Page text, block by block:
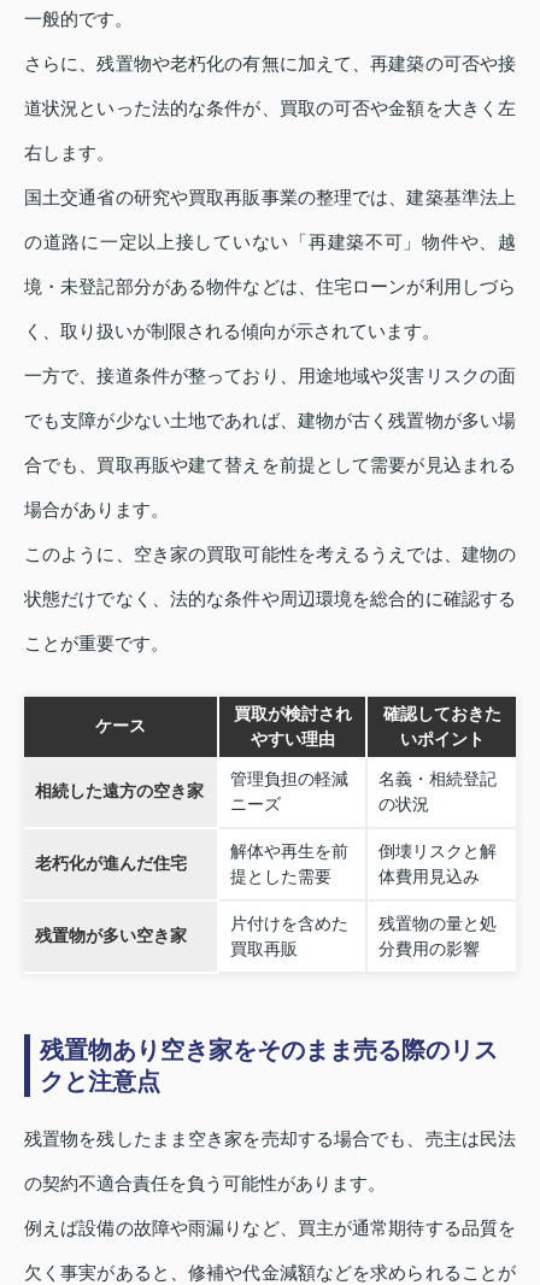
一般的です。
さらに、残置物や老朽化の有無に加えて、再建築の可否や接
道状況といった法的な条件が、買取の可否や金額を大きく左
右します。
国土交通省の研究や買取再販事業の整理では、建築基準法上
の道路に一定以上接していない「再建築不可」物件や、越
境・未登記部分がある物件などは、住宅ローンが利用しづら
く、取り扱いが制限される傾向が示されています。
一方で、接道条件が整っており、用途地域や災害リスクの面
でも支障が少ない土地であれば、建物が古く残置物が多い場
合でも、買取再販や建て替えを前提として需要が見込まれる
場合があります。
このように、空き家の買取可能性を考えるうえでは、建物の
状態だけでなく、法的な条件や周辺環境を総合的に確認する
ことが重要です。
ケース
買取が検討され
やすい理由
確認しておきた
いポイント
相続した遠方の空き家
管理負担の軽減
ニーズ
名義・相続登記
の状況
老朽化が進んだ住宅
解体や再生を前
提とした需要
倒壊リスクと解
体費用見込み
残置物が多い空き家
片付けを含めた
買取再販
残置物の量と処
分費用の影響
残置物あり空き家をそのまま売る際のリス
クと注意点
残置物を残したまま空き家を売却する場合でも、売主は民法
の契約不適合責任を負う可能性があります。
例えば設備の故障や雨漏りなど、買主が通常期待する品質を
欠く事実があると、修補や代金減額などを求められることが